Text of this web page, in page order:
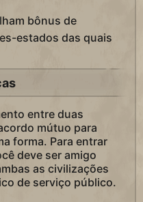
bônus de
estados das quais
entre duas
mútuo para
forma. Para entrar
deve ser amigo
as civilizações
de serviço público.